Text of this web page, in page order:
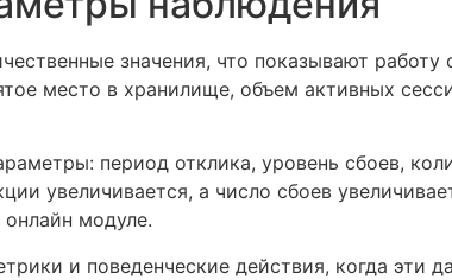
значения, что показывают
место в хранилище, объем активных
период отклика, уровень сбоев,
увеличивается, а число сбоев
модуле.
и поведенческие действия, когда